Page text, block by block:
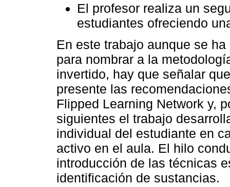
El profesor realiza un
estudiantes ofreciendo
En este trabajo aunque se
para nombrar a la
invertido, hay que señalar
presente las
Flipped Learning Network y,
siguientes el trabajo
individual del estudiante en
activo en el aula. El hilo
introducción de las técnicas
identificación de sustancias.